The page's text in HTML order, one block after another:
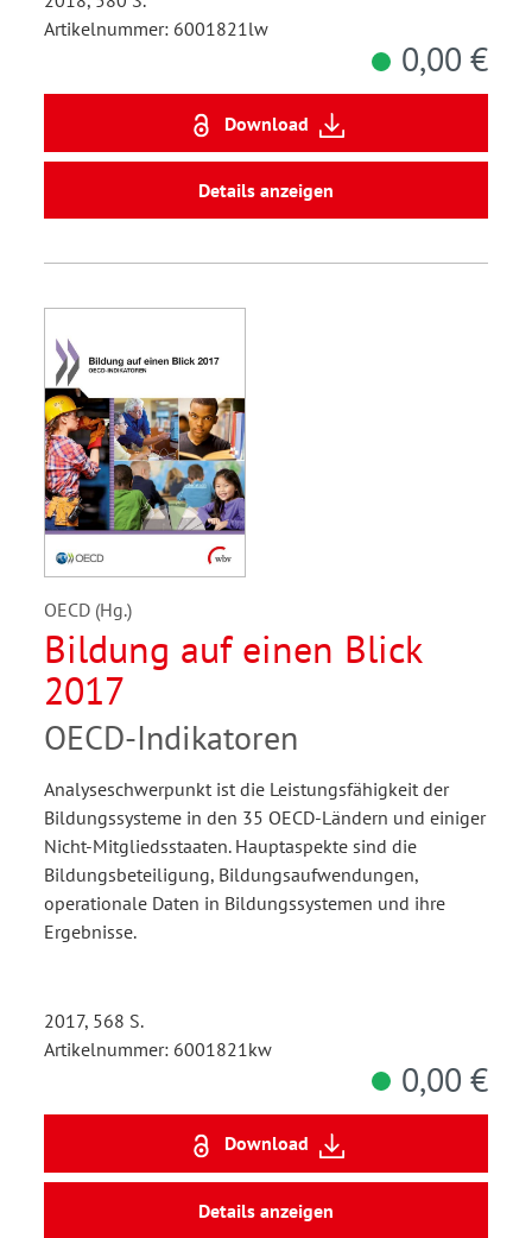
Artikelnummer: 6001821lw
0,00 €
Download
Details anzeigen
OECD (Hg.)
Bildung auf einen Blick
2017
OECD-Indikatoren
Analyseschwerpunkt ist die Leistungsfähigkeit der
Bildungssysteme in den 35 OECD-Ländern und einiger
Nicht-Mitgliedsstaaten. Hauptaspekte sind die
Bildungsbeteiligung, Bildungsaufwendungen,
operationale Daten in Bildungssystemen und ihre
Ergebnisse.
2017, 568 S.
Artikelnummer: 6001821kw
0,00 €
Download
Details anzeigen